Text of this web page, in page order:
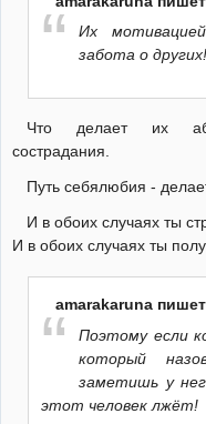
Их
забота о других!
Что делает их
сострадания.
Путь себялюбия -
И в обоих случаях ты
И в обоих случаях ты
amarakaruna
Поэтому если
который
заметишь у
этот человек лжёт!